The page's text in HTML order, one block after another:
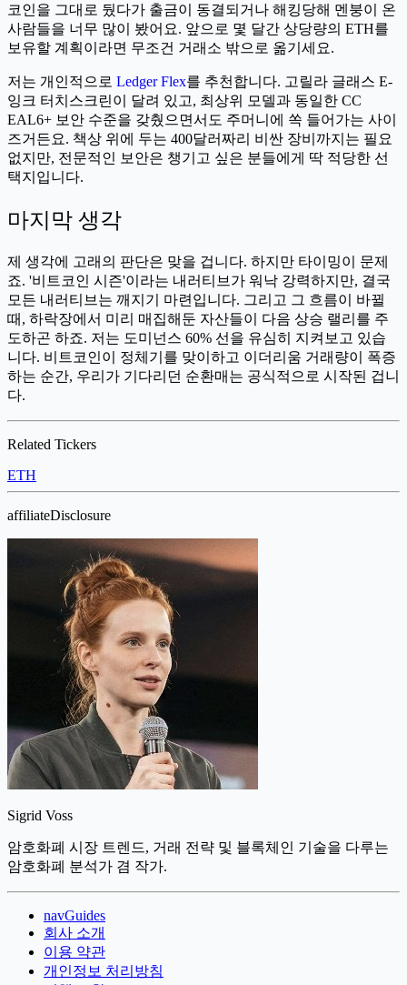
코인을 그대로 뒀다가 출금이 동결되거나 해킹당해 멘붕이 온
사람들을 너무 많이 봤어요. 앞으로 몇 달간 상당량의 ETH를
보유할 계획이라면 무조건 거래소 밖으로 옮기세요.
저는 개인적으로 Ledger Flex를 추천합니다. 고릴라 글래스 E-
잉크 터치스크린이 달려 있고, 최상위 모델과 동일한 CC
EAL6+ 보안 수준을 갖췄으면서도 주머니에 쏙 들어가는 사이
즈거든요. 책상 위에 두는 400달러짜리 비싼 장비까지는 필요
없지만, 전문적인 보안은 챙기고 싶은 분들에게 딱 적당한 선
택지입니다.
마지막 생각
제 생각에 고래의 판단은 맞을 겁니다. 하지만 타이밍이 문제
죠. '비트코인 시즌'이라는 내러티브가 워낙 강력하지만, 결국
모든 내러티브는 깨지기 마련입니다. 그리고 그 흐름이 바뀔
때, 하락장에서 미리 매집해둔 자산들이 다음 상승 랠리를 주
도하곤 하죠. 저는 도미넌스 60% 선을 유심히 지켜보고 있습
니다. 비트코인이 정체기를 맞이하고 이더리움 거래량이 폭증
하는 순간, 우리가 기다리던 순환매는 공식적으로 시작된 겁니
다.
Related Tickers
ETH
affiliateDisclosure
Sigrid Voss
암호화폐 시장 트렌드, 거래 전략 및 블록체인 기술을 다루는
암호화폐 분석가 겸 작가.
navGuides
회사 소개
이용 약관
개인정보 처리방침